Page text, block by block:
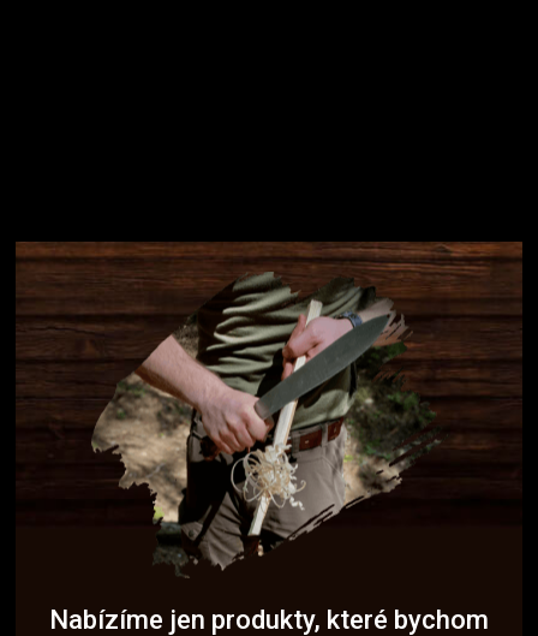
Nabízíme jen produkty, které bychom